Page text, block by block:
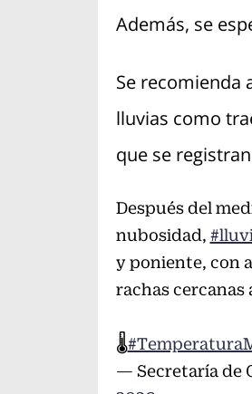
Además, se
Se recomienda
lluvias como
que se
Después del
nubosidad,
y poniente, con
rachas cercanas
🌡
— Secretaría de